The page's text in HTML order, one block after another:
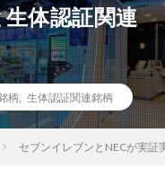
体認証関連
柄 生体認証関連銘柄
セブンイレブンとNECが実